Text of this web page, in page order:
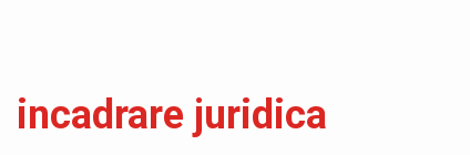
incadrare juridica